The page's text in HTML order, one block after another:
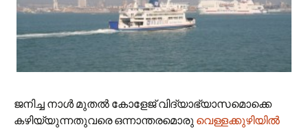
ജനിച്ച നാള്‍ മുതല്‍ കോളേജ് വിദ്യാഭ്യാസമൊക്കെ
കഴിയ്യുന്നതുവരെ ഒന്നാന്തരമൊരു വെള്ളക്കുഴിയില്‍